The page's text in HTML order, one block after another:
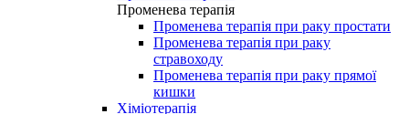
Променева терапія
Променева терапія при раку простати
Променева терапія при раку
стравоходу
Променева терапія при раку прямої
кишки
Хіміотерапія